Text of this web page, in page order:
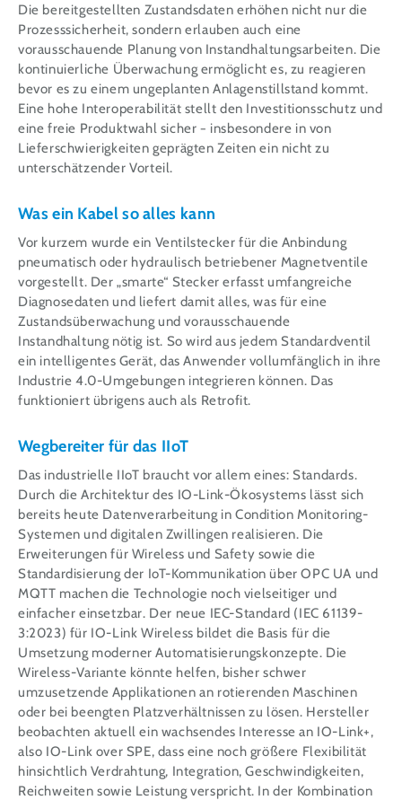
Die bereitgestellten Zustandsdaten erhöhen nicht nur die
Prozesssicherheit, sondern erlauben auch eine
vorausschauende Planung von Instandhaltungsarbeiten. Die
kontinuierliche Überwachung ermöglicht es, zu reagieren
bevor es zu einem ungeplanten Anlagenstillstand kommt.
Eine hohe Interoperabilität stellt den Investitionsschutz und
eine freie Produktwahl sicher − insbesondere in von
Lieferschwierigkeiten geprägten Zeiten ein nicht zu
unterschätzender Vorteil.
Was ein Kabel so alles kann
Vor kurzem wurde ein Ventilstecker für die Anbindung
pneumatisch oder hydraulisch betriebener Magnetventile
vorgestellt. Der „smarte“ Stecker erfasst umfangreiche
Diagnosedaten und liefert damit alles, was für eine
Zustandsüberwachung und vorausschauende
Instandhaltung nötig ist. So wird aus jedem Standardventil
ein intelligentes Gerät, das Anwender vollumfänglich in ihre
Industrie 4.0-Umgebungen integrieren können. Das
funktioniert übrigens auch als Retrofit.
Wegbereiter für das IIoT
Das industrielle IIoT braucht vor allem eines: Standards.
Durch die Architektur des IO-Link-Ökosystems lässt sich
bereits heute Datenverarbeitung in Condition Monitoring-
Systemen und digitalen Zwillingen realisieren. Die
Erweiterungen für Wireless und Safety sowie die
Standardisierung der IoT-Kommunikation über OPC UA und
MQTT machen die Technologie noch vielseitiger und
einfacher einsetzbar. Der neue IEC-Standard (IEC 61139-
3:2023) für IO-Link Wireless bildet die Basis für die
Umsetzung moderner Automatisierungskonzepte. Die
Wireless-Variante könnte helfen, bisher schwer
umzusetzende Applikationen an rotierenden Maschinen
oder bei beengten Platzverhältnissen zu lösen. Hersteller
beobachten aktuell ein wachsendes Interesse an IO-Link+,
also IO-Link over SPE, dass eine noch größere Flexibilität
hinsichtlich Verdrahtung, Integration, Geschwindigkeiten,
Reichweiten sowie Leistung verspricht. In der Kombination